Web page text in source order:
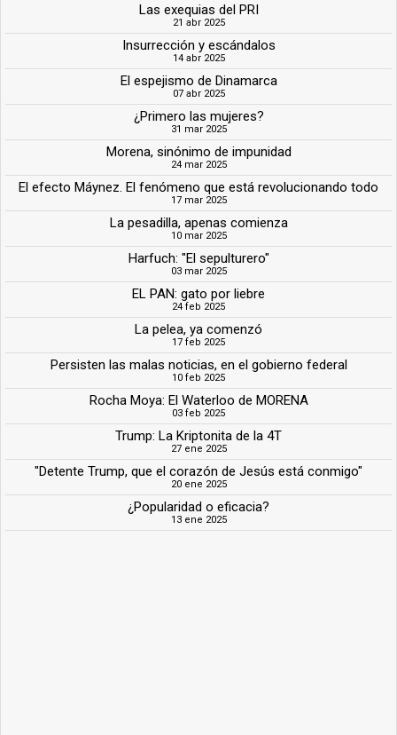
Las exequias del PRI
21 abr 2025
Insurrección y escándalos
14 abr 2025
El espejismo de Dinamarca
07 abr 2025
¿Primero las mujeres?
31 mar 2025
Morena, sinónimo de impunidad
24 mar 2025
El efecto Máynez. El fenómeno que está revolucionando todo
17 mar 2025
La pesadilla, apenas comienza
10 mar 2025
Harfuch: "El sepulturero"
03 mar 2025
EL PAN: gato por liebre
24 feb 2025
La pelea, ya comenzó
17 feb 2025
Persisten las malas noticias, en el gobierno federal
10 feb 2025
Rocha Moya: El Waterloo de MORENA
03 feb 2025
Trump: La Kriptonita de la 4T
27 ene 2025
"Detente Trump, que el corazón de Jesús está conmigo"
20 ene 2025
¿Popularidad o eficacia?
13 ene 2025